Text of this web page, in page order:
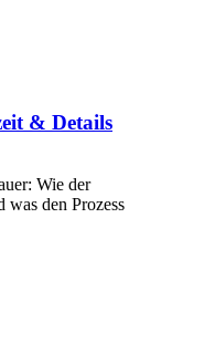
& Details
Wie der
den Prozess